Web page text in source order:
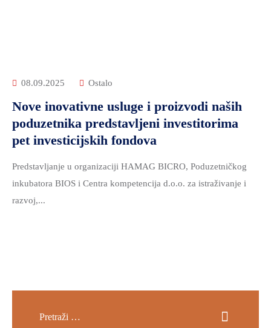
08.09.2025 Ostalo
Nove inovativne usluge i proizvodi naših
poduzetnika predstavljeni investitorima
pet investicijskih fondova
Predstavljanje u organizaciji HAMAG BICRO, Poduzetničkog
inkubatora BIOS i Centra kompetencija d.o.o. za istraživanje i
razvoj,...